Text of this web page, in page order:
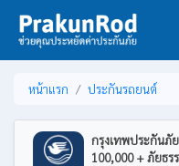
หน้าแรก ประกันรถยนต์
กรุงเทพประกันภั
100,000 + ภัยธ